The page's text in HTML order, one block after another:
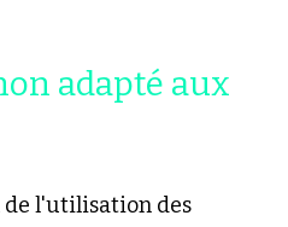
adapté aux
l'utilisation des